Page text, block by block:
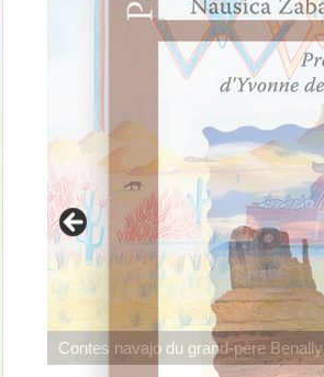
Contes navajo du grand-père Benally